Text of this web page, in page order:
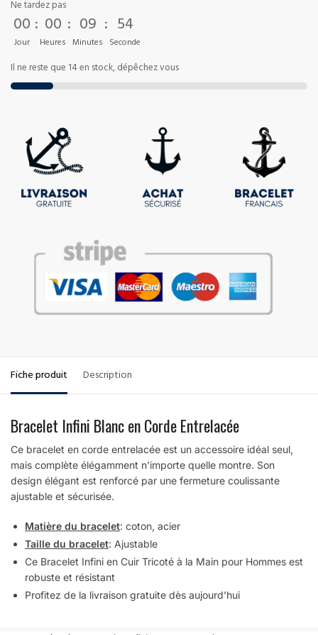
Ne tardez pas
00
Jour
: 00
Heures
: 09
Minutes
: 53
Seconde
Il ne reste que 14 en stock, dépêchez vous
Fiche produit Description
Bracelet Infini Blanc en Corde Entrelacée
Ce bracelet en corde entrelacée est un accessoire idéal seul,
mais complète élégamment n’importe quelle montre. Son
design élégant est renforcé par une fermeture coulissante
ajustable et sécurisée.
Matière du bracelet: coton, acier
Taille du bracelet: Ajustable
Ce Bracelet Infini en Cuir Tricoté à la Main pour Hommes est
robuste et résistant
Profitez de la livraison gratuite dès aujourd’hui